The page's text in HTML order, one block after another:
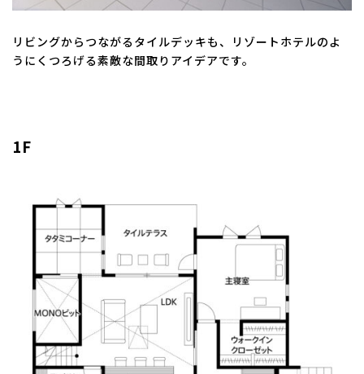
リビングからつながるタイルデッキも、リゾートホテルのよ
うにくつろげる素敵な間取りアイデアです。
1F